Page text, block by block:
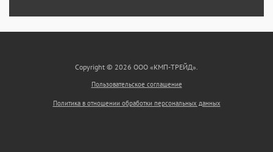
Copyright © 2026 ООО «КМП-ТРЕЙД».
Пользовательское соглашение
Политика в отношении обработки персональных данных